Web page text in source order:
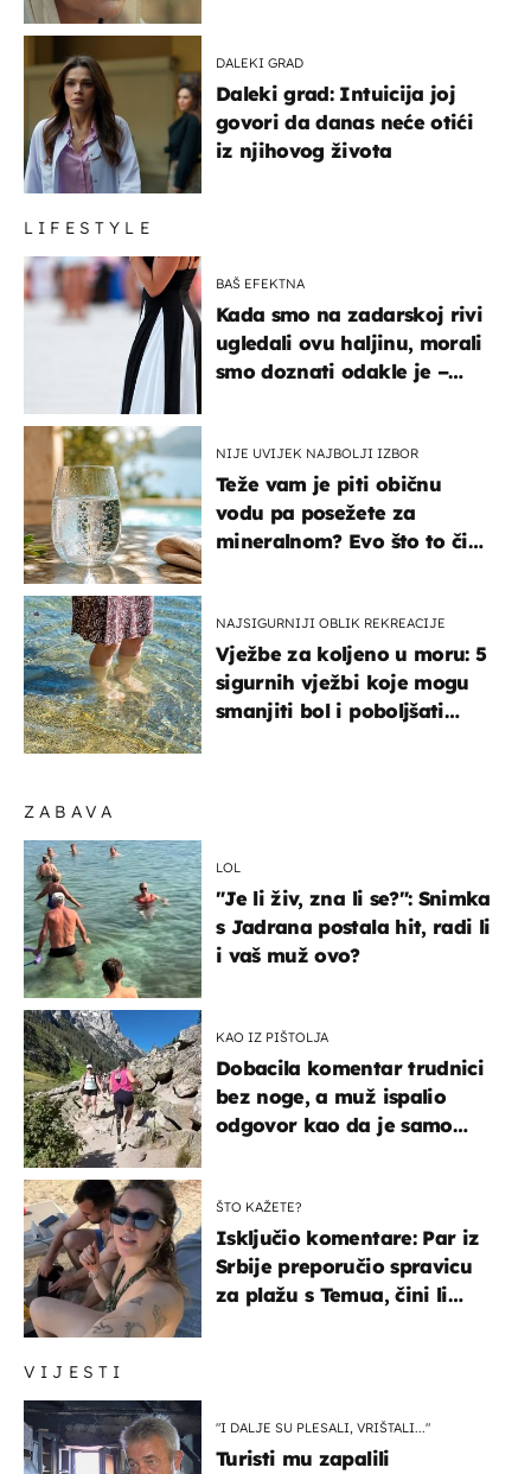
VIJESTI
"I DALJE SU PLESALI, VRIŠTALI..."
Turisti mu zapalili
ZABAVA
LOL
"Je li živ, zna li se?": Snimka
s Jadrana postala hit, radi li
i vaš muž ovo?
KAO IZ PIŠTOLJA
Dobacila komentar trudnici
bez noge, a muž ispalio
odgovor kao da je samo
ŠTO KAŽETE?
Isključio komentare: Par iz
Srbije preporučio spravicu
za plažu s Temua, čini li
DALEKI GRAD
Daleki grad: Intuicija joj
govori da danas neće otići
iz njihovog života
LIFESTYLE
BAŠ EFEKTNA
Kada smo na zadarskoj rivi
ugledali ovu haljinu, morali
smo doznati odakle je –
NIJE UVIJEK NAJBOLJI IZBOR
Teže vam je piti običnu
vodu pa posežete za
mineralnom? Evo što to čini
NAJSIGURNIJI OBLIK REKREACIJE
Vježbe za koljeno u moru: 5
sigurnih vježbi koje mogu
smanjiti bol i poboljšati